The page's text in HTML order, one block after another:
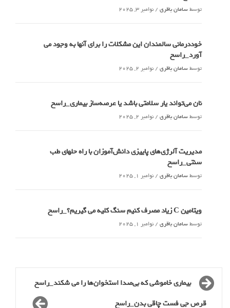
توسطسامان باقری / نوامبر 3, 2025
خوددرمانی سالمندان این مشکلات را برای آنها به وجود می
آورد_راسخ
توسطسامان باقری / نوامبر 2, 2025
نان می‌تواند یار سلامتی باشد یا عرصه‌ساز بیماری_راسخ
توسطسامان باقری / نوامبر 2, 2025
مدیریت آلرژی‌های پاییزی دانش‌آموزان با راه حلهای طب
سنتی_راسخ
توسطسامان باقری / نوامبر 1, 2025
ویتامین C زیاد مصرف کنیم سنگ کلیه می گیریم؟_راسخ
توسطسامان باقری / نوامبر 1, 2025
بیماری خاموشی که بی‌صدا استخوان‌ها را می شکند_راسخ
قرص جی فست چاقی بدن_راسخ